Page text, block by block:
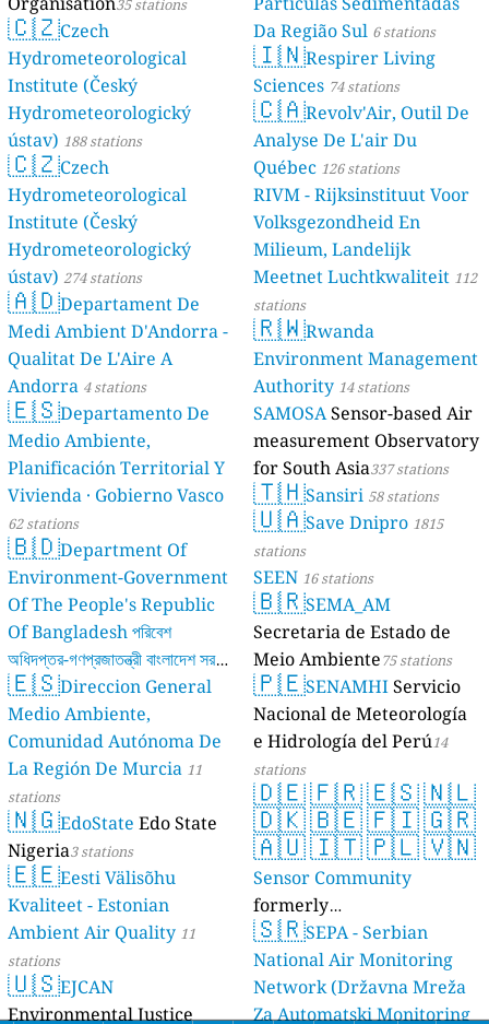
35 stations
🇨🇿Czech
Hydrometeorological
Institute (Český
Hydrometeorologický
ústav) 188 stations
🇨🇿Czech
Hydrometeorological
Institute (Český
Hydrometeorologický
ústav) 274 stations
🇦🇩Departament De
Medi Ambient D'Andorra -
Qualitat De L'Aire A
Andorra 4 stations
🇪🇸Departamento De
Medio Ambiente,
Planificación Territorial Y
Vivienda · Gobierno Vasco
62 stations
🇧🇩Department Of
Environment-Government
Of The People's Republic
Of Bangladesh পরিবেশ
অধিদপ্তর-গণপ্রজাতন্ত্রী বাংলাদেশ সরকার
17 stations
🇪🇸Direccion General
Medio Ambiente,
Comunidad Autónoma De
La Región De Murcia 11
stations
🇳🇬EdoState Edo State
Nigeria3 stations
🇪🇪Eesti Välisõhu
Kvaliteet - Estonian
Ambient Air Quality 11
stations
🇺🇸EJCAN
Environmental Justice
Da Região Sul 6 stations
🇮🇳Respirer Living
Sciences 74 stations
🇨🇦Revolv'Air, Outil De
Analyse De L'air Du
Québec 126 stations
RIVM - Rijksinstituut Voor
Volksgezondheid En
Milieum, Landelijk
Meetnet Luchtkwaliteit 112
stations
🇷🇼Rwanda
Environment Management
Authority 14 stations
SAMOSASensor-based Air
measurement Observatory
for South Asia337 stations
🇹🇭Sansiri 58 stations
🇺🇦Save Dnipro 1815
stations
SEEN 16 stations
🇧🇷SEMA_AM
Secretaria de Estado de
Meio Ambiente75 stations
🇵🇪SENAMHIServicio
Nacional de Meteorología
e Hidrología del Perú14
stations
🇩🇪🇫🇷🇪🇸🇳🇱
🇩🇰🇧🇪🇫🇮🇬🇷
🇦🇺🇮🇹🇵🇱🇻🇳
Sensor Community
formerly
luftdaten.info35815 stations
🇸🇷SEPA - Serbian
National Air Monitoring
Network (Državna Mreža
Za Automatski Monitoring